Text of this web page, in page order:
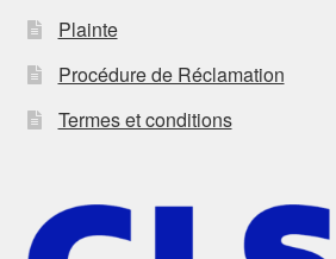
Plainte
Procédure de Réclamation
Termes et conditions